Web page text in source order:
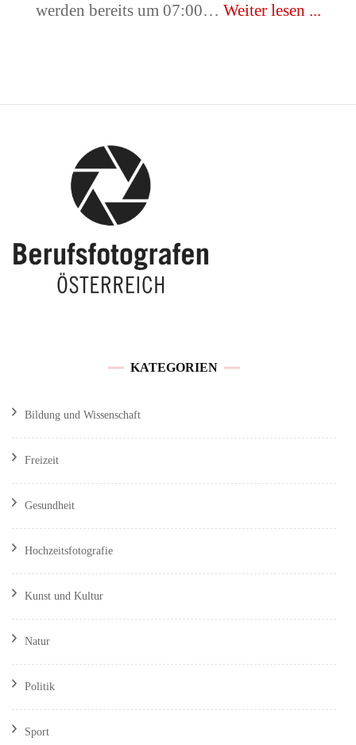
werden bereits um 07:00… Weiter lesen ...
KATEGORIEN
Bildung und Wissenschaft
Freizeit
Gesundheit
Hochzeitsfotografie
Kunst und Kultur
Natur
Politik
Sport